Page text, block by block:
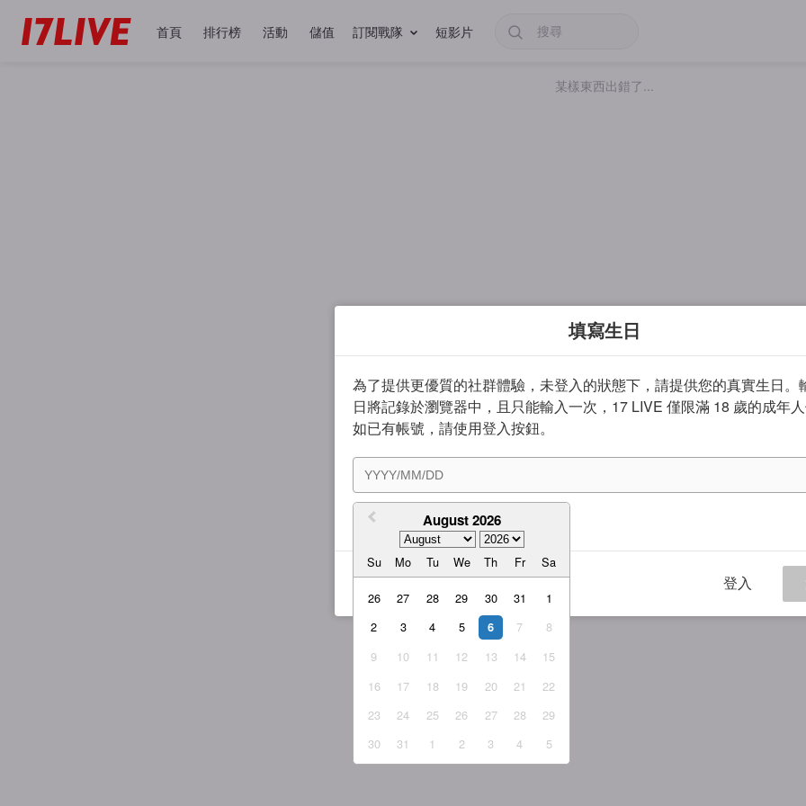
首頁 排行榜 活動 儲值 訂閱戰隊 短影片
某樣東西出錯了...
填寫生日
為了提供更優質的社群體驗，未登入的狀態下，請提供您的真實生日。
日將記錄於瀏覽器中，且只能輸入一次，17 LIVE 僅限滿 18 歲的成年人
如已有帳號，請使用登入按鈕。
August 2026
Su Mo Tu We Th Fr Sa
26 27 28 29 30 31
1
2
3 4 5 6 7
8
9
10 11 12 13 14
15
16
17 18 19 20 21
22
23
24 25 26 27 28
29
30
31 1 2 3 4 5
我同意 服務條款與隱私權政策
登入